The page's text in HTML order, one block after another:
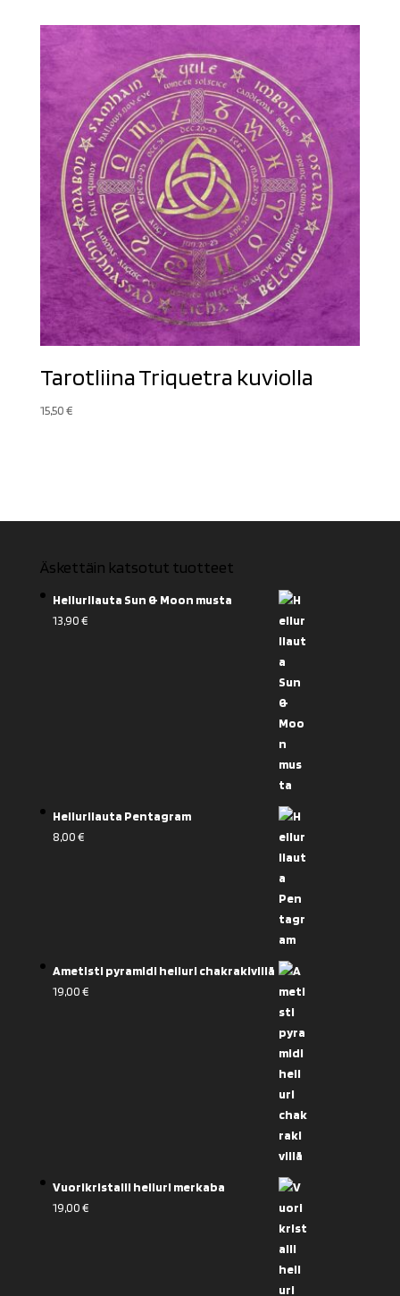
Tarotliina Triquetra kuviolla
15,50€
Äskettäin katsotut tuotteet
Heilurilauta Sun & Moon musta
13,90€
Heilurilauta Pentagram
8,00€
Ametisti pyramidi heiluri chakrakivillä
19,00€
Vuorikristalli heiluri merkaba
19,00€